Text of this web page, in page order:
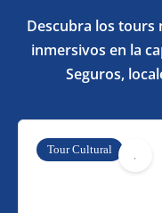
Descubra los
inmersivos en la
Seguros,
Tour Cultural